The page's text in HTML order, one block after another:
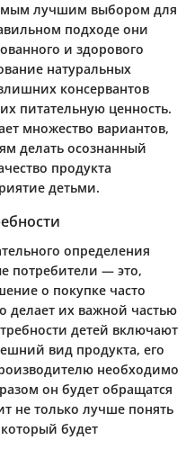
лучшим выбором для
подходе они
и здорового
натуральных
консервантов
питательную ценность.
множество вариантов,
делать осознанный
продукта
детьми.
определения
потребители — это,
о покупке часто
делает их важной частью
детей включают
вид продукта, его
необходимо
он будет обращатся
не только лучше понять
будет